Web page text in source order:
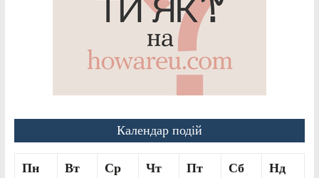
Календар подій
Пн Вт Ср Чт Пт Сб Нд